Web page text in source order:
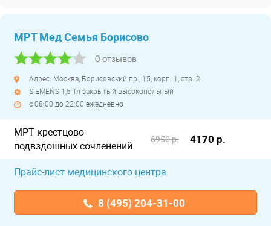
МРТ Мед Семья Борисово
0 отзывов
Адрес: Москва, Борисовский пр., 15, корп. 1, стр. 2
SIEMENS 1,5 Тл закрытый высокопольный
с 08:00 до 22:00 ежедневно
МРТ крестцово-
подвздошных сочленений
6950 р. 4170 р.
Прайс-лист медицинского центра
8 (495) 204-31-00